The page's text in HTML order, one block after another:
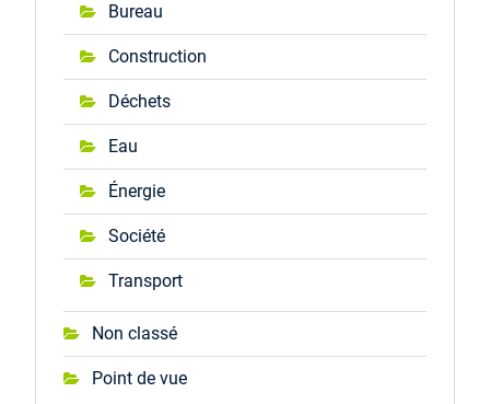
Bureau
Construction
Déchets
Eau
Énergie
Société
Transport
Non classé
Point de vue